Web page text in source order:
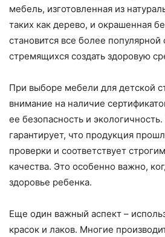
мебель, изготовленная из
таких как дерево, и окрашенная
становится все более
стремящихся создать здоровую
При выборе мебели для детской
внимание на наличие
ее безопасность и
гарантирует, что продукция
проверки и соответствует
качества. Это особенно важно,
здоровье ребенка.
Еще один важный аспект –
красок и лаков. Многие